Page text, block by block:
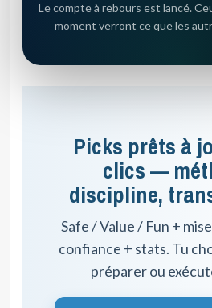
Le compte à rebours est lancé.
moment verront ce que les
Picks prêts à
clics —
discipline,
Safe / Value / Fun +
confiance + stats. Tu
préparer ou